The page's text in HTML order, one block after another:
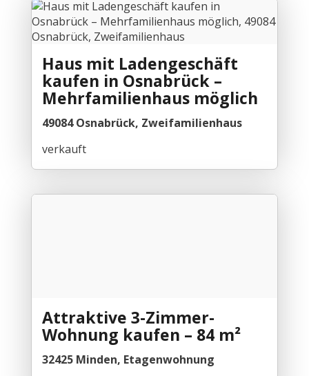
Haus mit Ladengeschäft
kaufen in Osnabrück –
Mehrfamilienhaus möglich
49084 Osnabrück, Zweifamilienhaus
verkauft
Attraktive 3-Zimmer-
Wohnung kaufen – 84 m²
32425 Minden, Etagenwohnung